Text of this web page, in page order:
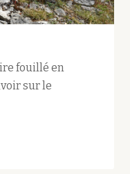
fouillé en
sur le